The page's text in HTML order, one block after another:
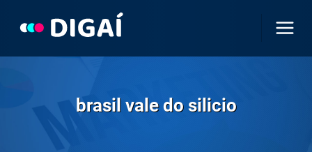
brasil vale do silicio